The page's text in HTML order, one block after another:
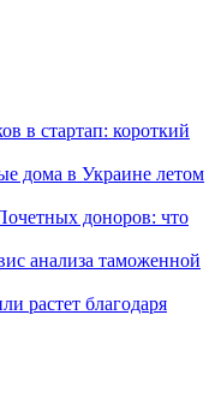
в стартап: короткий
дома в Украине летом
доноров: что
анализа таможенной
растет благодаря